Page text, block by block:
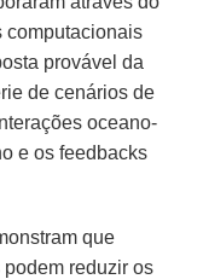
computacionais
provável da
de cenários de
oceano-
e os feedbacks
que
reduzir os